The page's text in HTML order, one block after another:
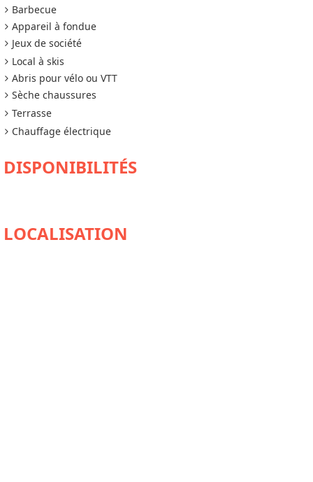
Barbecue
Appareil à fondue
Jeux de société
Local à skis
Abris pour vélo ou VTT
Sèche chaussures
Terrasse
Chauffage électrique
DISPONIBILITÉS